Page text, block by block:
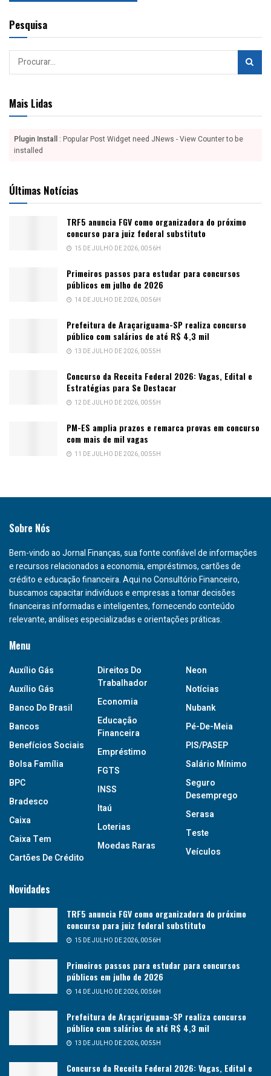
Pesquisa
Mais Lidas
Plugin Install : Popular Post Widget need JNews - View Counter to be
installed
Últimas Notícias
TRF5 anuncia FGV como organizadora do próximo
concurso para juiz federal substituto
15 DE JULHO DE 2026, 00:56H
Primeiros passos para estudar para concursos
públicos em julho de 2026
14 DE JULHO DE 2026, 00:56H
Prefeitura de Araçariguama-SP realiza concurso
público com salários de até R$ 4,3 mil
13 DE JULHO DE 2026, 00:55H
Concurso da Receita Federal 2026: Vagas, Edital e
Estratégias para Se Destacar
12 DE JULHO DE 2026, 00:55H
PM-ES amplia prazos e remarca provas em concurso
com mais de mil vagas
11 DE JULHO DE 2026, 00:55H
Sobre Nós
Bem-vindo ao Jornal Finanças, sua fonte confiável de informações
e recursos relacionados a economia, empréstimos, cartões de
crédito e educação financeira. Aqui no Consultório Financeiro,
buscamos capacitar indivíduos e empresas a tomar decisões
financeiras informadas e inteligentes, fornecendo conteúdo
relevante, análises especializadas e orientações práticas.
Menu
Auxílio Gás
Auxílio Gás
Banco Do Brasil
Bancos
Benefícios Sociais
Bolsa Família
BPC
Bradesco
Caixa
Caixa Tem
Cartões De Crédito
Direitos Do
Trabalhador
Economia
Educação
Financeira
Empréstimo
FGTS
INSS
Itaú
Loterias
Moedas Raras
Neon
Notícias
Nubank
Pé-De-Meia
PIS/PASEP
Salário Mínimo
Seguro
Desemprego
Serasa
Teste
Veículos
Novidades
TRF5 anuncia FGV como organizadora do próximo
concurso para juiz federal substituto
15 DE JULHO DE 2026, 00:56H
Primeiros passos para estudar para concursos
públicos em julho de 2026
14 DE JULHO DE 2026, 00:56H
Prefeitura de Araçariguama-SP realiza concurso
público com salários de até R$ 4,3 mil
13 DE JULHO DE 2026, 00:55H
Concurso da Receita Federal 2026: Vagas, Edital e